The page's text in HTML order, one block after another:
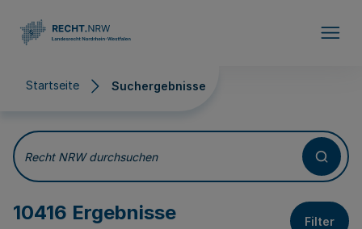
Startseite Suchergebnisse
Suchergebnisse
Recht NRW durchsuchen
10416 Ergebnisse Filter